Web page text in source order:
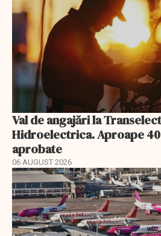
Val de angajări la
Hidroelectrica. Aproape
aprobate
06 AUGUST 2026